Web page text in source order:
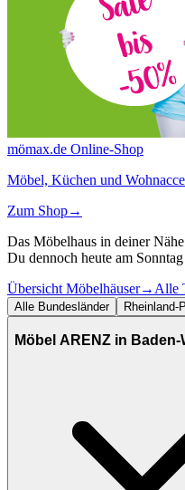
mömax.de Online-Shop
Möbel, Küchen und
Zum Shop→
Das Möbelhaus in deiner
Du dennoch heute am
Übersicht Möbelhäuser→ Alle
Alle Bundesländer Rheinland-
Möbel ARENZ in